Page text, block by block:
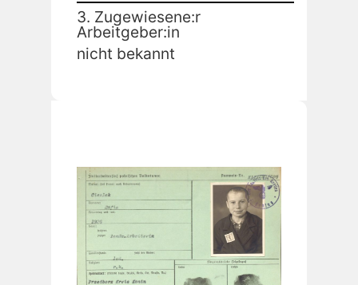
3. Zugewiesene:r
Arbeitgeber:in
nicht bekannt